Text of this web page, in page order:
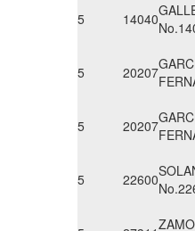
5 14040
5 20207
5 20207
5 22600